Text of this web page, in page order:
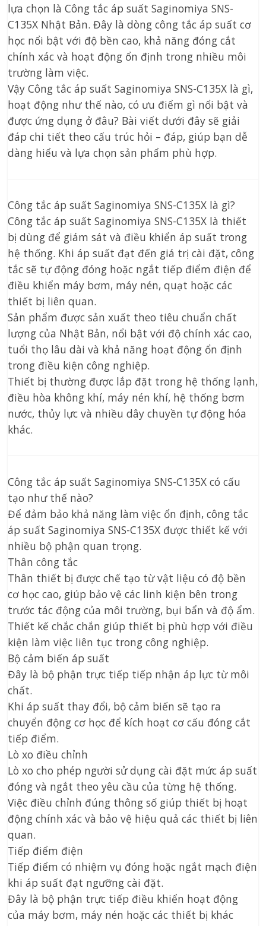
lựa chọn là Công tắc áp suất Saginomiya SNS-
C135X Nhật Bản. Đây là dòng công tắc áp suất cơ
học nổi bật với độ bền cao, khả năng đóng cắt
chính xác và hoạt động ổn định trong nhiều môi
trường làm việc.
Vậy Công tắc áp suất Saginomiya SNS-C135X là gì,
hoạt động như thế nào, có ưu điểm gì nổi bật và
được ứng dụng ở đâu? Bài viết dưới đây sẽ giải
đáp chi tiết theo cấu trúc hỏi – đáp, giúp bạn dễ
dàng hiểu và lựa chọn sản phẩm phù hợp.
Công tắc áp suất Saginomiya SNS-C135X là gì?
Công tắc áp suất Saginomiya SNS-C135X là thiết
bị dùng để giám sát và điều khiển áp suất trong
hệ thống. Khi áp suất đạt đến giá trị cài đặt, công
tắc sẽ tự động đóng hoặc ngắt tiếp điểm điện để
điều khiển máy bơm, máy nén, quạt hoặc các
thiết bị liên quan.
Sản phẩm được sản xuất theo tiêu chuẩn chất
lượng của Nhật Bản, nổi bật với độ chính xác cao,
tuổi thọ lâu dài và khả năng hoạt động ổn định
trong điều kiện công nghiệp.
Thiết bị thường được lắp đặt trong hệ thống lạnh,
điều hòa không khí, máy nén khí, hệ thống bơm
nước, thủy lực và nhiều dây chuyền tự động hóa
khác.
Công tắc áp suất Saginomiya SNS-C135X có cấu
tạo như thế nào?
Để đảm bảo khả năng làm việc ổn định, công tắc
áp suất Saginomiya SNS-C135X được thiết kế với
nhiều bộ phận quan trọng.
Thân công tắc
Thân thiết bị được chế tạo từ vật liệu có độ bền
cơ học cao, giúp bảo vệ các linh kiện bên trong
trước tác động của môi trường, bụi bẩn và độ ẩm.
Thiết kế chắc chắn giúp thiết bị phù hợp với điều
kiện làm việc liên tục trong công nghiệp.
Bộ cảm biến áp suất
Đây là bộ phận trực tiếp tiếp nhận áp lực từ môi
chất.
Khi áp suất thay đổi, bộ cảm biến sẽ tạo ra
chuyển động cơ học để kích hoạt cơ cấu đóng cắt
tiếp điểm.
Lò xo điều chỉnh
Lò xo cho phép người sử dụng cài đặt mức áp suất
đóng và ngắt theo yêu cầu của từng hệ thống.
Việc điều chỉnh đúng thông số giúp thiết bị hoạt
động chính xác và bảo vệ hiệu quả các thiết bị liên
quan.
Tiếp điểm điện
Tiếp điểm có nhiệm vụ đóng hoặc ngắt mạch điện
khi áp suất đạt ngưỡng cài đặt.
Đây là bộ phận trực tiếp điều khiển hoạt động
của máy bơm, máy nén hoặc các thiết bị khác